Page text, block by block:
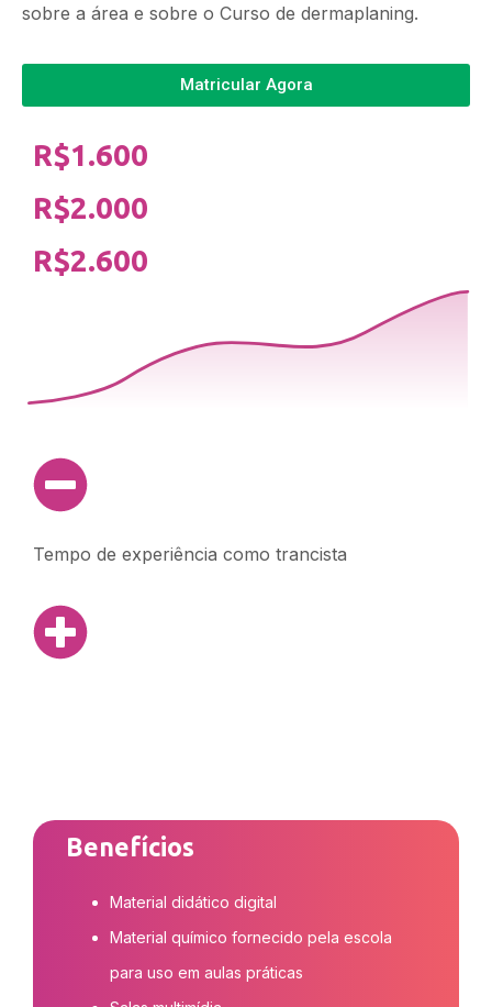
sobre a área e sobre o Curso de dermaplaning.
Matricular Agora
R$1.600
R$2.000
R$2.600
Tempo de experiência como trancista
Benefícios
Material didático digital
Material químico fornecido pela escola
para uso em aulas práticas